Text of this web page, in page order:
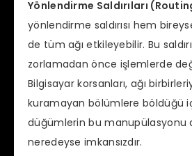
Yönlendirme Saldırıları
yönlendirme saldırısı hem
de tüm ağı etkileyebilir. Bu
zorlamadan önce işlemlerde
Bilgisayar korsanları, ağı
kuramayan bölümlere böldüğü
düğümlerin bu manupülasyonu
neredeyse imkansızdır.